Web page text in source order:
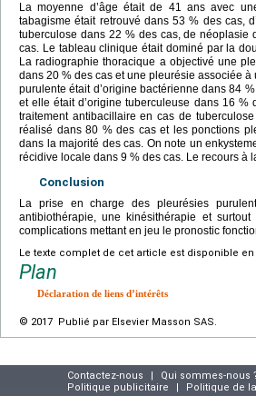
La moyenne d’âge était de 41 ans avec
tabagisme était retrouvé dans 53 % des cas,
tuberculose dans 22 % des cas, de néoplasie
cas. Le tableau clinique était dominé par la
La radiographie thoracique a objectivé une
dans 20 % des cas et une pleurésie associée
purulente était d’origine bactérienne dans 84
et elle était d’origine tuberculeuse dans 16 %
traitement antibacillaire en cas de
réalisé dans 80 % des cas et les ponctions
dans la majorité des cas. On note un
récidive locale dans 9 % des cas. Le recours à
Conclusion
La prise en charge des pleurésies
antibiothérapie, une kinésithérapie et
complications mettant en jeu le pronostic
Le texte complet de cet article est disponible en
Plan
Déclaration de liens d’intérêts
© 2017 Publié par Elsevier Masson SAS.
Contactez-nous Qui sommes-nous
Politique publicitaire
Politique de